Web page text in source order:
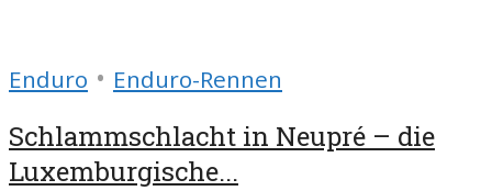
Enduro • Enduro-Rennen
Schlammschlacht in Neupré – die
Luxemburgische...